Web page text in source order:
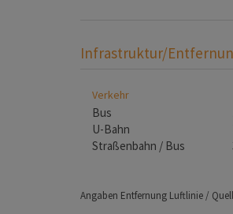
Infrastruktur/
Verkehr
Bus
U-Bahn
Straßenbahn / Bus
Angaben Entfernung Luftlinie /